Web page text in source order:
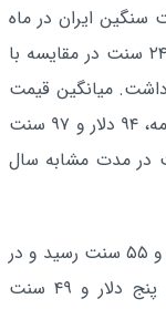
ایران در ماه
مه، به ۱۱۵ دلار و ۳۹ سنت رسید و ۱۰ دلار و ۲۴ سنت در مقایسه با
افزایش داشت. میانگین قیمت
نفت سنگین ایران از ابتدای سال ۲۰۲۶ تا ماه مه، ۹۴ دلار و ۹۷ سنت
مقایسه با ۷۲ دلار و ۸۹ سنت در مدت مشابه سال
میانگین سبد نفتی اوپک در ماه مه به ۱۱۴ دلار و ۵۵ سنت رسید و در
مقایسه با ۱۰۹ دلار و شش سنت در آوریل، پنج دلار و ۴۹ سنت